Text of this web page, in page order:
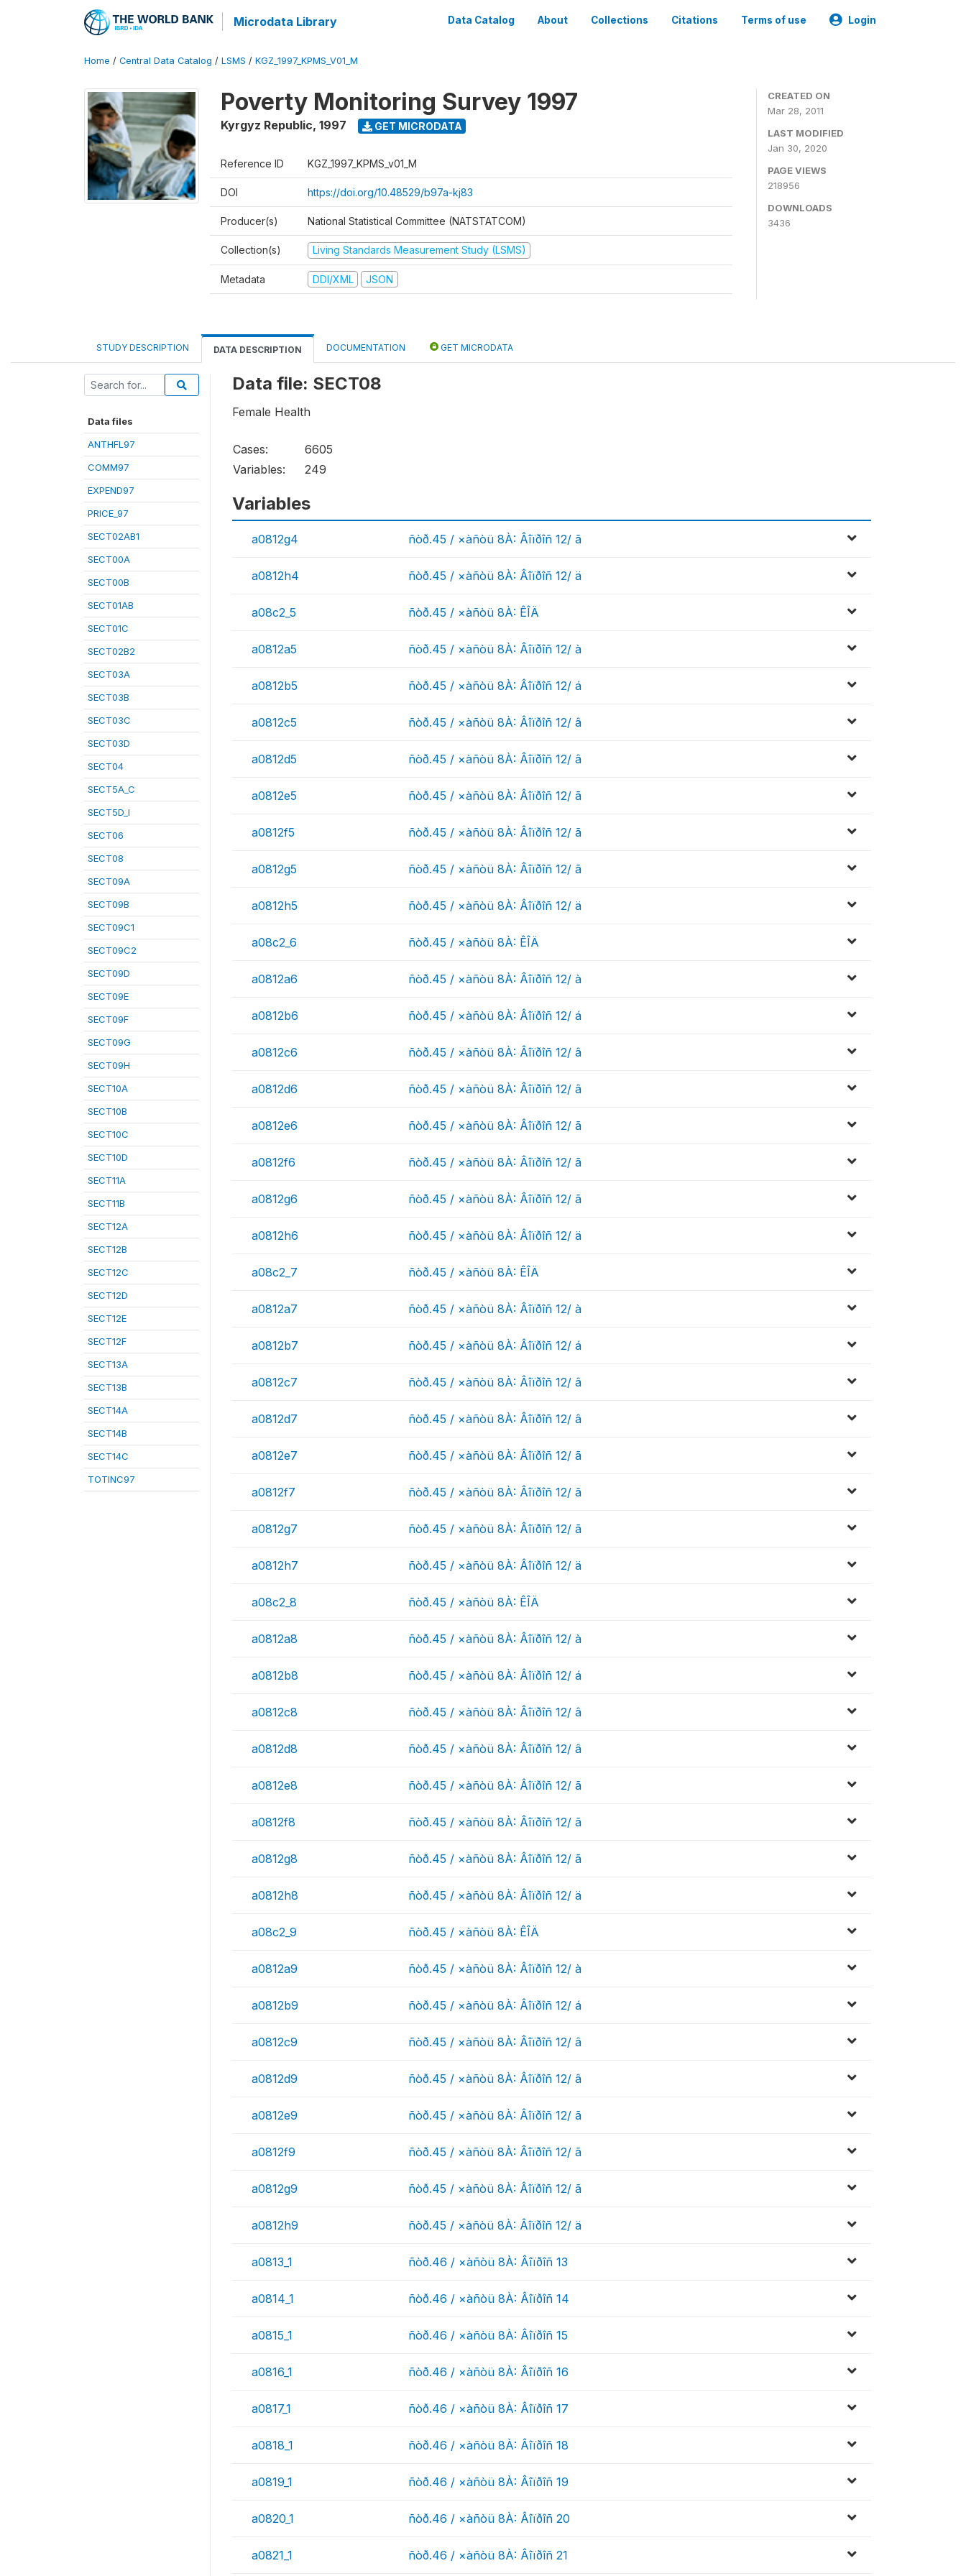
Microdata Library Data Catalog About Collections Citations Terms of use Login
Home / Central Data Catalog / LSMS / KGZ_1997_KPMS_V01_M
Poverty Monitoring Survey 1997
Kyrgyz Republic, 1997 GET MICRODATA
Reference ID KGZ_1997_KPMS_v01_M
DOI https://doi.org/10.48529/b97a-kj83
Producer(s) National Statistical Committee (NATSTATCOM)
Collection(s) Living Standards Measurement Study (LSMS)
Metadata DDI/XML JSON
CREATED ON
Mar 28, 2011
LAST MODIFIED
Jan 30, 2020
PAGE VIEWS
218956
DOWNLOADS
3436
STUDY DESCRIPTION DATA DESCRIPTION DOCUMENTATION GET MICRODATA
Data files
ANTHFL97
COMM97
EXPEND97
PRICE_97
SECT02AB1
SECT00A
SECT00B
SECT01AB
SECT01C
SECT02B2
SECT03A
SECT03B
SECT03C
SECT03D
SECT04
SECT5A_C
SECT5D_I
SECT06
SECT08
SECT09A
SECT09B
SECT09C1
SECT09C2
SECT09D
SECT09E
SECT09F
SECT09G
SECT09H
SECT10A
SECT10B
SECT10C
SECT10D
SECT11A
SECT11B
SECT12A
SECT12B
SECT12C
SECT12D
SECT12E
SECT12F
SECT13A
SECT13B
SECT14A
SECT14B
SECT14C
TOTINC97
Data file: SECT08
Female Health
Cases:
6605
Variables:
249
Variables
a0812g4 ñòð.45 / ×àñòü 8À: Âîïðîñ 12/ ã
a0812h4 ñòð.45 / ×àñòü 8À: Âîïðîñ 12/ ä
a08c2_5 ñòð.45 / ×àñòü 8À: ÊÎÄ
a0812a5 ñòð.45 / ×àñòü 8À: Âîïðîñ 12/ à
a0812b5 ñòð.45 / ×àñòü 8À: Âîïðîñ 12/ á
a0812c5 ñòð.45 / ×àñòü 8À: Âîïðîñ 12/ â
a0812d5 ñòð.45 / ×àñòü 8À: Âîïðîñ 12/ â
a0812e5 ñòð.45 / ×àñòü 8À: Âîïðîñ 12/ ã
a0812f5 ñòð.45 / ×àñòü 8À: Âîïðîñ 12/ ã
a0812g5 ñòð.45 / ×àñòü 8À: Âîïðîñ 12/ ã
a0812h5 ñòð.45 / ×àñòü 8À: Âîïðîñ 12/ ä
a08c2_6 ñòð.45 / ×àñòü 8À: ÊÎÄ
a0812a6 ñòð.45 / ×àñòü 8À: Âîïðîñ 12/ à
a0812b6 ñòð.45 / ×àñòü 8À: Âîïðîñ 12/ á
a0812c6 ñòð.45 / ×àñòü 8À: Âîïðîñ 12/ â
a0812d6 ñòð.45 / ×àñòü 8À: Âîïðîñ 12/ â
a0812e6 ñòð.45 / ×àñòü 8À: Âîïðîñ 12/ ã
a0812f6 ñòð.45 / ×àñòü 8À: Âîïðîñ 12/ ã
a0812g6 ñòð.45 / ×àñòü 8À: Âîïðîñ 12/ ã
a0812h6 ñòð.45 / ×àñòü 8À: Âîïðîñ 12/ ä
a08c2_7 ñòð.45 / ×àñòü 8À: ÊÎÄ
a0812a7 ñòð.45 / ×àñòü 8À: Âîïðîñ 12/ à
a0812b7 ñòð.45 / ×àñòü 8À: Âîïðîñ 12/ á
a0812c7 ñòð.45 / ×àñòü 8À: Âîïðîñ 12/ â
a0812d7 ñòð.45 / ×àñòü 8À: Âîïðîñ 12/ â
a0812e7 ñòð.45 / ×àñòü 8À: Âîïðîñ 12/ ã
a0812f7 ñòð.45 / ×àñòü 8À: Âîïðîñ 12/ ã
a0812g7 ñòð.45 / ×àñòü 8À: Âîïðîñ 12/ ã
a0812h7 ñòð.45 / ×àñòü 8À: Âîïðîñ 12/ ä
a08c2_8 ñòð.45 / ×àñòü 8À: ÊÎÄ
a0812a8 ñòð.45 / ×àñòü 8À: Âîïðîñ 12/ à
a0812b8 ñòð.45 / ×àñòü 8À: Âîïðîñ 12/ á
a0812c8 ñòð.45 / ×àñòü 8À: Âîïðîñ 12/ â
a0812d8 ñòð.45 / ×àñòü 8À: Âîïðîñ 12/ â
a0812e8 ñòð.45 / ×àñòü 8À: Âîïðîñ 12/ ã
a0812f8 ñòð.45 / ×àñòü 8À: Âîïðîñ 12/ ã
a0812g8 ñòð.45 / ×àñòü 8À: Âîïðîñ 12/ ã
a0812h8 ñòð.45 / ×àñòü 8À: Âîïðîñ 12/ ä
a08c2_9 ñòð.45 / ×àñòü 8À: ÊÎÄ
a0812a9 ñòð.45 / ×àñòü 8À: Âîïðîñ 12/ à
a0812b9 ñòð.45 / ×àñòü 8À: Âîïðîñ 12/ á
a0812c9 ñòð.45 / ×àñòü 8À: Âîïðîñ 12/ â
a0812d9 ñòð.45 / ×àñòü 8À: Âîïðîñ 12/ â
a0812e9 ñòð.45 / ×àñòü 8À: Âîïðîñ 12/ ã
a0812f9 ñòð.45 / ×àñòü 8À: Âîïðîñ 12/ ã
a0812g9 ñòð.45 / ×àñòü 8À: Âîïðîñ 12/ ã
a0812h9 ñòð.45 / ×àñòü 8À: Âîïðîñ 12/ ä
a0813_1 ñòð.46 / ×àñòü 8À: Âîïðîñ 13
a0814_1 ñòð.46 / ×àñòü 8À: Âîïðîñ 14
a0815_1 ñòð.46 / ×àñòü 8À: Âîïðîñ 15
a0816_1 ñòð.46 / ×àñòü 8À: Âîïðîñ 16
a0817_1 ñòð.46 / ×àñòü 8À: Âîïðîñ 17
a0818_1 ñòð.46 / ×àñòü 8À: Âîïðîñ 18
a0819_1 ñòð.46 / ×àñòü 8À: Âîïðîñ 19
a0820_1 ñòð.46 / ×àñòü 8À: Âîïðîñ 20
a0821_1 ñòð.46 / ×àñòü 8À: Âîïðîñ 21